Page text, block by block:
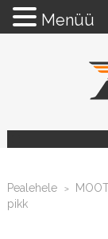
Pealehele >
pikk
Menüü